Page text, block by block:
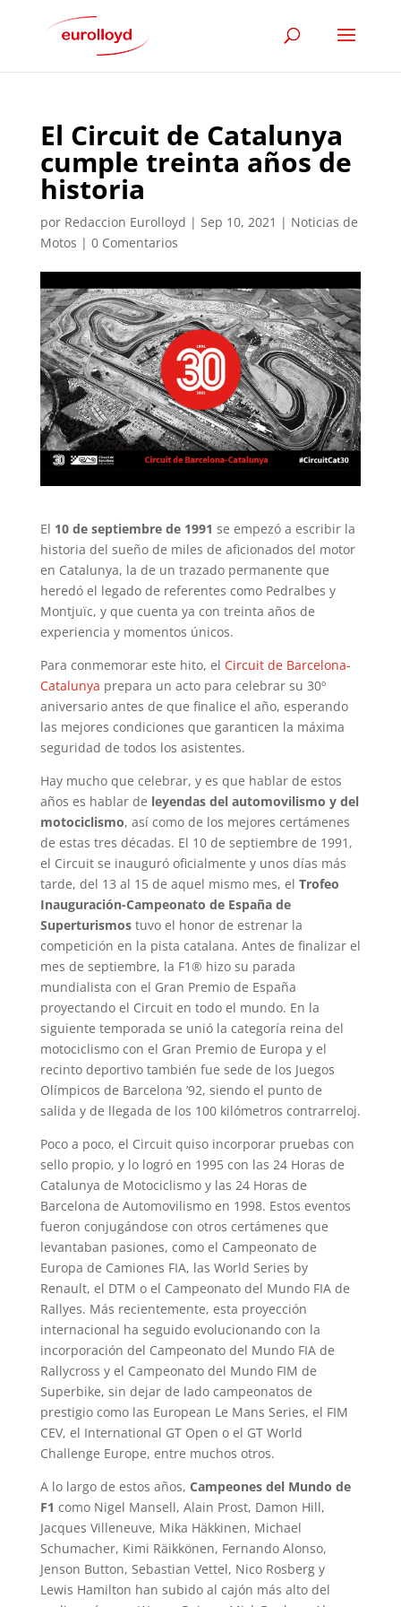
El Circuit de Catalunya
cumple treinta años de
historia
por Redaccion Eurolloyd | Sep 10, 2021 | Noticias de
Motos | 0 Comentarios
El 10 de septiembre de 1991 se empezó a escribir la
historia del sueño de miles de aficionados del motor
en Catalunya, la de un trazado permanente que
heredó el legado de referentes como Pedralbes y
Montjuïc, y que cuenta ya con treinta años de
experiencia y momentos únicos.
Para conmemorar este hito, el Circuit de Barcelona-
Catalunya prepara un acto para celebrar su 30º
aniversario antes de que finalice el año, esperando
las mejores condiciones que garanticen la máxima
seguridad de todos los asistentes.
Hay mucho que celebrar, y es que hablar de estos
años es hablar de leyendas del automovilismo y del
motociclismo, así como de los mejores certámenes
de estas tres décadas. El 10 de septiembre de 1991,
el Circuit se inauguró oficialmente y unos días más
tarde, del 13 al 15 de aquel mismo mes, el Trofeo
Inauguración-Campeonato de España de
Superturismostuvo el honor de estrenar la
competición en la pista catalana. Antes de finalizar el
mes de septiembre, la F1® hizo su parada
mundialista con el Gran Premio de España
proyectando el Circuit en todo el mundo. En la
siguiente temporada se unió la categoría reina del
motociclismo con el Gran Premio de Europa y el
recinto deportivo también fue sede de los Juegos
Olímpicos de Barcelona ’92, siendo el punto de
salida y de llegada de los 100 kilómetros contrarreloj.
Poco a poco, el Circuit quiso incorporar pruebas con
sello propio, y lo logró en 1995 con las 24 Horas de
Catalunya de Motociclismo y las 24 Horas de
Barcelona de Automovilismo en 1998. Estos eventos
fueron conjugándose con otros certámenes que
levantaban pasiones, como el Campeonato de
Europa de Camiones FIA, las World Series by
Renault, el DTM o el Campeonato del Mundo FIA de
Rallyes. Más recientemente, esta proyección
internacional ha seguido evolucionando con la
incorporación del Campeonato del Mundo FIA de
Rallycross y el Campeonato del Mundo FIM de
Superbike, sin dejar de lado campeonatos de
prestigio como las European Le Mans Series, el FIM
CEV, el International GT Open o el GT World
Challenge Europe, entre muchos otros.
A lo largo de estos años, Campeones del Mundo de
F1 como Nigel Mansell, Alain Prost, Damon Hill,
Jacques Villeneuve, Mika Häkkinen, Michael
Schumacher, Kimi Räikkönen, Fernando Alonso,
Jenson Button, Sebastian Vettel, Nico Rosberg y
Lewis Hamilton han subido al cajón más alto del